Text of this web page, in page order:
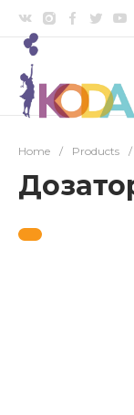
Home / Products /